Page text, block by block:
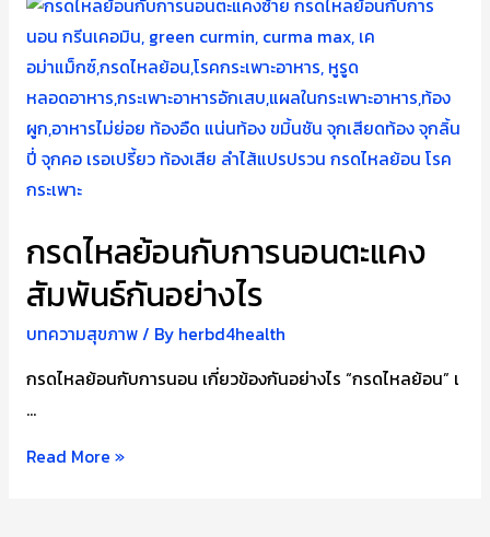
จาก
โรค
กรด
ไหล
ย้อน
กรดไหลย้อนกับการนอนตะแคง
สัมพันธ์กันอย่างไร
บทความสุขภาพ/ By herbd4health
กรดไหลย้อนกับการนอน เกี่ยวข้องกันอย่างไร “กรดไหลย้อน” เ
…
กรด
Read More »